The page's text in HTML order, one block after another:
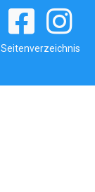
Seitenverzeichnis